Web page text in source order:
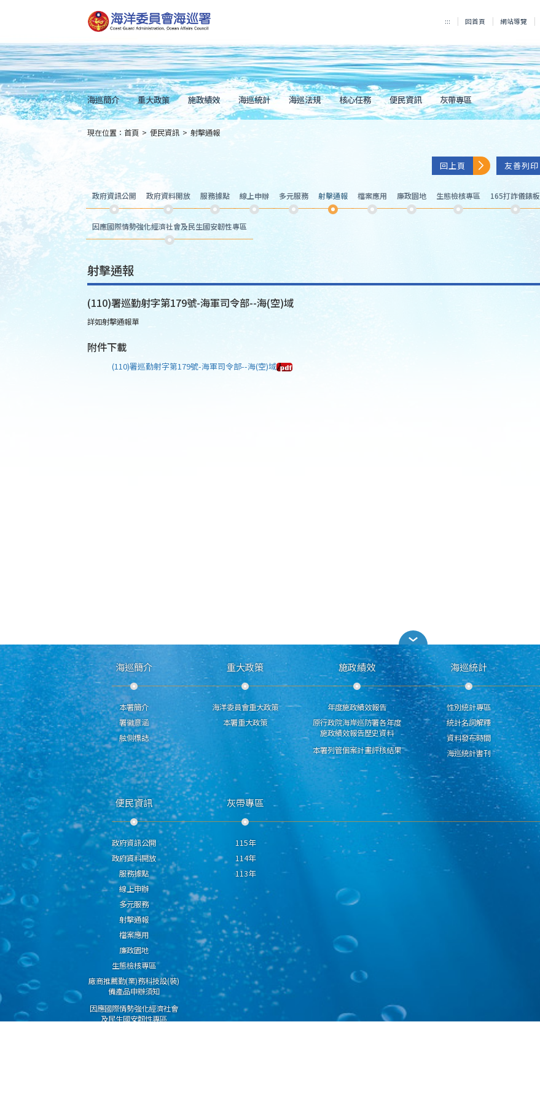
到
主
內
容
Skip
to
main
content
::: 回首頁 網站導覽
海巡簡介 重大政策 施政績效 海巡統計 海巡法規 核心任務 便民資訊 灰帶專區
::: 現在位置： 首頁 > 便民資訊 > 射擊通報
回上頁 友善列印
政府資訊公開 政府資料開放 服務據點 線上申辦 多元服務 射擊通報 檔案應用 廉政園地 生態檢核專區 165打詐儀錶板
因應國際情勢強化經濟社會及民生國安韌性專區
射擊通報
(110)署巡勤射字第179號-海軍司令部--海(空)域
詳如射擊通報單
附件下載
(110)署巡勤射字第179號-海軍司令部--海(空)域
海巡簡介
本署簡介
署徽意涵
舷側標誌
重大政策
海洋委員會重大政策
本署重大政策
施政績效
年度施政績效報告
原行政院海岸巡防署各年度
施政績效報告歷史資料
本署列管個案計畫評核結果
海巡統計
性別統計專區
統計名詞解釋
資料發布時間
海巡統計書刊
便民資訊
政府資訊公開
政府資料開放
服務據點
線上申辦
多元服務
射擊通報
檔案應用
廉政園地
生態檢核專區
廠商推薦勤(業)務科技設(裝)
備產品申辦須知
因應國際情勢強化經濟社會
及民生國安韌性專區
灰帶專區
115年
114年
113年